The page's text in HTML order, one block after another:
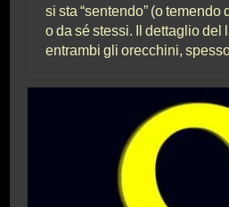
si sta “sentendo” (o temendo
o da sé stessi. Il dettaglio del
entrambi gli orecchini,